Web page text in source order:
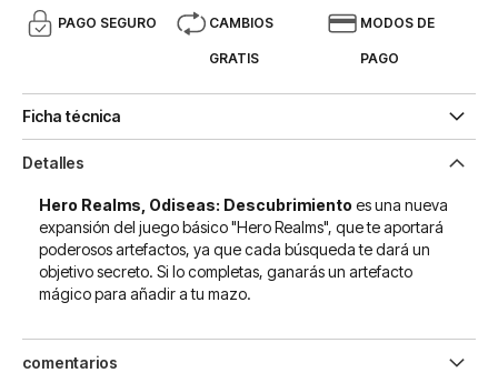
PAGO SEGURO CAMBIOS
GRATIS
MODOS DE
PAGO
Ficha técnica
Detalles
Hero Realms, Odiseas: Descubrimiento es una nueva
expansión del juego básico "Hero Realms", que te aportará
poderosos artefactos, ya que cada búsqueda te dará un
objetivo secreto. Si lo completas, ganarás un artefacto
mágico para añadir a tu mazo.
comentarios